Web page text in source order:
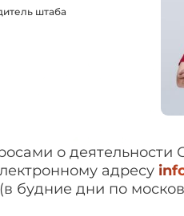
штаба
о
адресу
(в будние дни по